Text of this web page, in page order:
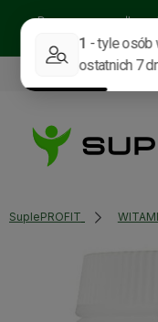
Darmowa wysyłka
SuplePROFIT